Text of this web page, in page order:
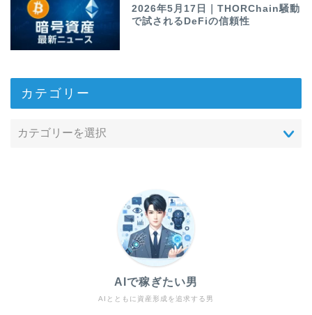
2026年5月17日｜THORChain騒動
で試されるDeFiの信頼性
カテゴリー
AIとともに資産形成を追求する男
AIで稼ぎたい男